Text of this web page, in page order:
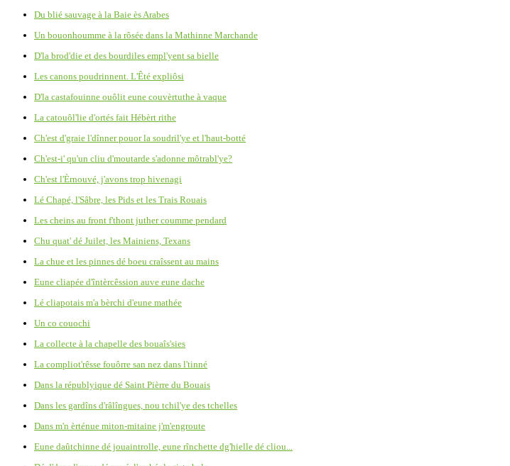
Du blié sauvage à la Baie ès Arabes
Un bouonhoumme à la rôsée dans la Mathinne Marchande
D'la brod'die et des bourdiles empl'yent sa bielle
Les canons poudrinnent. L'Êté expliôsi
D'la castafouinne ouôlit eune couvèrtuthe à vaque
La catouôl'lie d'ortés fait Hébèrt rithe
Ch'est d'graie l'dînner pouor la soudril'ye et l'haut-botté
Ch'est-i' qu'un cliu d'moutarde s'adonne môtrabl'ye?
Ch'est l'Èrnouvé, j'avons trop hivenagi
Lé Chapé, l'Sâbre, les Pids et les Trais Rouais
Les cheins au front f'thont juther coumme pendard
Chu quat' dé Juilet, les Mainiens, Texans
La chue et les pinnes dé boeu craîssent au mains
Eune cliapée d'întèrcêssion auve eune dache
Lé cliapotais m'a bèrchi d'eune mathée
Un co couochi
La collecte à la chapelle des bouaîs'sies
La compliot'rêsse fouôrre san nez dans l'tinné
Dans la républyique dé Saint Pièrre du Bouais
Dans les gardîns d'râlîngues, nou tchil'ye des tchelles
Dans m'n èrténue miton-mitaine j'm'engroute
Eune daûtchinne dé jouaintrolle, eune rînchette dg'hielle dé cliou...